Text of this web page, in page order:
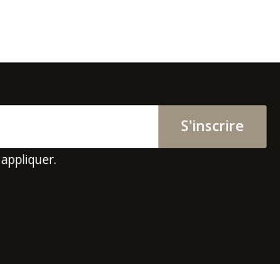
S'inscrire
appliquer.